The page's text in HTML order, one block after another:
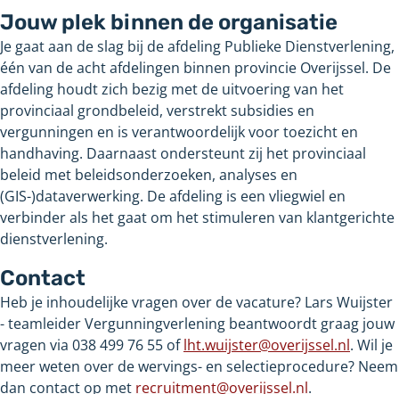
Jouw plek binnen de organisatie
Je gaat aan de slag bij de afdeling Publieke Dienstverlening,
één van de acht afdelingen binnen provincie Overijssel. De
afdeling houdt zich bezig met de uitvoering van het
provinciaal grondbeleid, verstrekt subsidies en
vergunningen en is verantwoordelijk voor toezicht en
handhaving. Daarnaast ondersteunt zij het provinciaal
beleid met beleidsonderzoeken, analyses en
(GIS-)dataverwerking. De afdeling is een vliegwiel en
verbinder als het gaat om het stimuleren van klantgerichte
dienstverlening.
Contact
Heb je inhoudelijke vragen over de vacature? Lars Wuijster
- teamleider Vergunningverlening beantwoordt graag jouw
vragen via 038 499 76 55 oflht.wuijster@overijssel.nl. Wil je
meer weten over de wervings- en selectieprocedure? Neem
dan contact op met recruitment@overijssel.nl.